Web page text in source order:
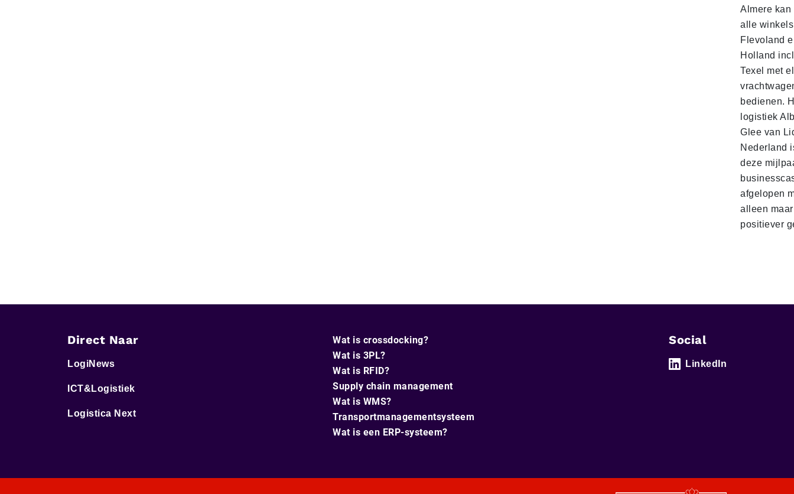
Almere
alle
Flevoland
Holland
Texel met
bedienen.
logistiek
Glee van
Nederland
deze
afgelopen
alleen maar
positiever
Direct Naar
LogiNews
ICT&Logistiek
Logistica Next
Wat is crossdocking?
Wat is 3PL?
Wat is RFID?
Supply chain management
Wat is WMS?
Transportmanagementsysteem
Wat is een ERP-systeem?
Social
LinkedIn